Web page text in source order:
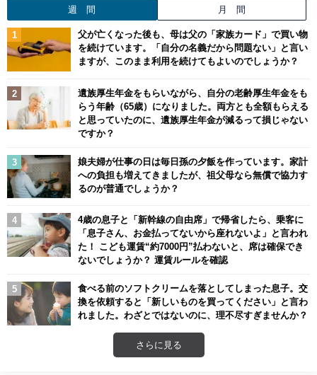
週 間 月 間
父が亡くなった後も、母は父の「家族カード」で買い物
を続けています。「自分の名義だから問題ない」と言い
ますが、このまま利用を続けてもよいのでしょうか？
遺族厚生年金をもらいながら、自分の老齢厚生年金をも
らう年齢（65歳）になりました。両方とも全額もらえる
と思っていたのに、遺族厚生年金が減るって損じゃない
ですか？
娘夫婦が仕事の日は毎日孫の夕飯を作っています。家計
への負担も増えてきましたが、祖父母なら無償で協力す
るのが普通でしょうか？
4歳の息子と「新幹線の自由席」で帰省したら、乗客に
「息子さん、お金払ってないから座れないよ」と言われ
た！ こども運賃“約7000円”払わないと、席は確保でき
ないでしょうか？ 運賃ルールを確認
食べる前のソフトクリームを落としてしまった息子。交
換を依頼すると「新しいものを買ってください」と言わ
れました。わざとではないのに、理不尽すぎませんか？
さらに見る